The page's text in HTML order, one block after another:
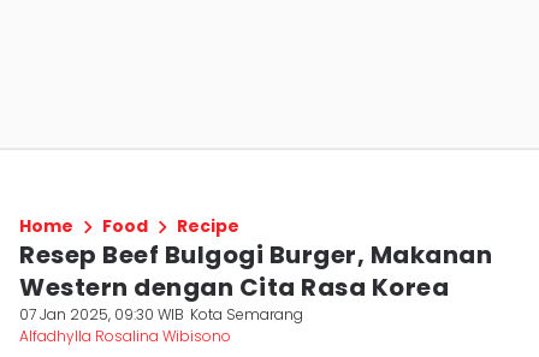
Home Food Recipe
Resep Beef Bulgogi Burger, Makanan
Western dengan Cita Rasa Korea
07 Jan 2025, 09:30 WIB Kota Semarang
Alfadhylla Rosalina Wibisono